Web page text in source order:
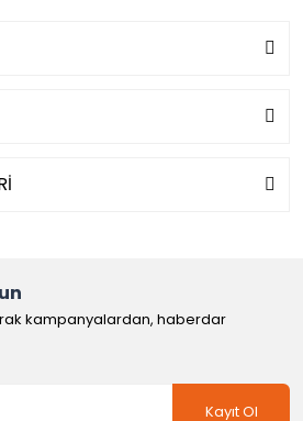
kampanyalardan, haberdar
Kayıt Ol